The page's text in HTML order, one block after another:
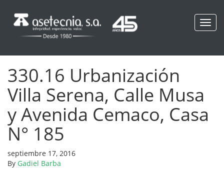
330.16 Urbanización
Villa Serena, Calle Musa
y Avenida Cemaco, Casa
N° 185
septiembre 17, 2016
By Gadiel Barba